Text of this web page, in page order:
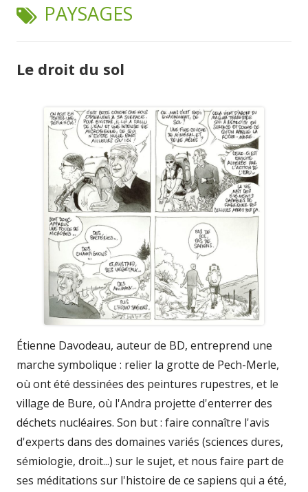
TAG:
PAYSAGES
Le droit du sol
Étienne Davodeau, auteur de BD, entreprend une
marche symbolique : relier la grotte de Pech-Merle,
où ont été dessinées des peintures rupestres, et le
village de Bure, où l'Andra projette d'enterrer des
déchets nucléaires. Son but : faire connaître l'avis
d'experts dans des domaines variés (sciences dures,
sémiologie, droit...) sur le sujet, et nous faire part de
ses méditations sur l'histoire de ce sapiens qui a été,